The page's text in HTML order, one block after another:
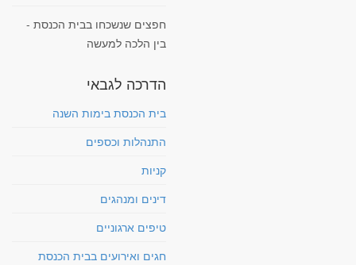
חפצים שנשכחו בבית הכנסת -
בין הלכה למעשה
הדרכה לגבאי
בית הכנסת בימות השנה
התנהלות וכספים
קניות
דינים ומנהגים
טיפים ארגוניים
חגים ואירועים בבית הכנסת